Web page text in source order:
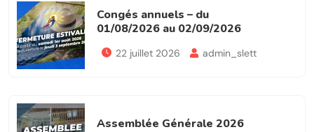
Congés annuels – du
01/08/2026 au 02/09/2026
22 juillet 2026 admin_slett
Assemblée Générale 2026